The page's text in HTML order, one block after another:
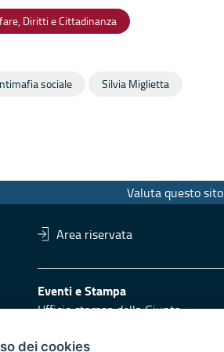
Diritti e Cittadinanza
sociale Silvia Miglietta
Valuta questo sito
Area riservata
Eventi e Stampa
Ufficio stampa della Giunta
Logo e identità regionale
dei cookies